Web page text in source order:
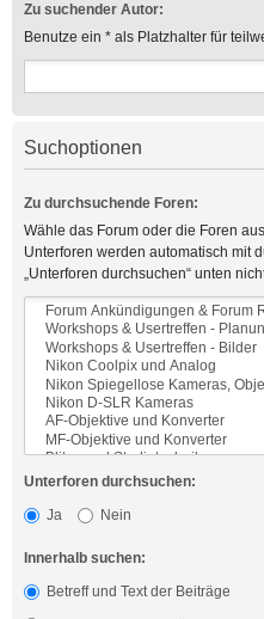
Zu suchender Autor:
Benutze ein * als Platzhalter für
Suchoptionen
Zu durchsuchende Foren:
Wähle das Forum oder die Foren
Unterforen werden automatisch mit
„Unterforen durchsuchen“ unten
Unterforen durchsuchen:
Ja
Nein
Innerhalb suchen:
Betreff und Text der Beiträge